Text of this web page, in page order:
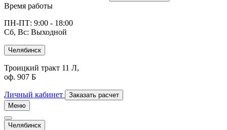
Время работы
ПН-ПТ: 9:00 - 18:00
Сб, Вс: Выходной
Челябинск
Троицкий тракт 11 Л,
оф. 907 Б
Личный кабинет
Заказать расчет
Меню
Челябинск